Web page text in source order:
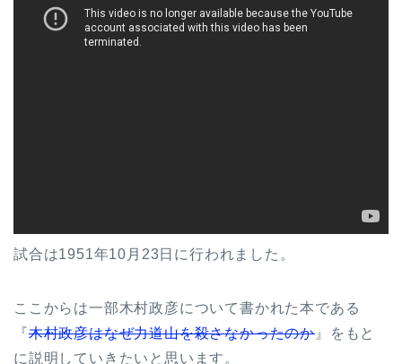
試合は1951年10月23日に行われました。
ここからは一部木村政彦について書かれた本である
『木村政彦はなぜ力道山を殺さなかったのか 』をもと
に説明していきたいと思います。